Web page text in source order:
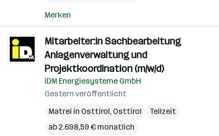
Merken
Mitarbeiter:in Sachbearbeitung
Anlagenverwaltung und
Projektkoordination (m/w/d)
iDM Energiesysteme GmbH
Gestern veröffentlicht
Matrei in Osttirol, Osttirol
Teilzeit
ab 2.698,59 € monatlich